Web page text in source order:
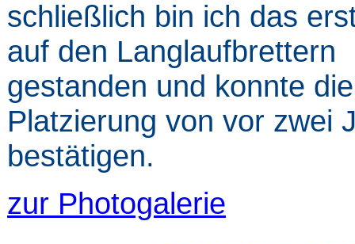
schließlich bin ich das
auf den Langlaufbrettern
gestanden und konnte die
Platzierung von vor zwei
bestätigen.
zur Photogalerie